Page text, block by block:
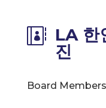
 LA 한
진
Board Members